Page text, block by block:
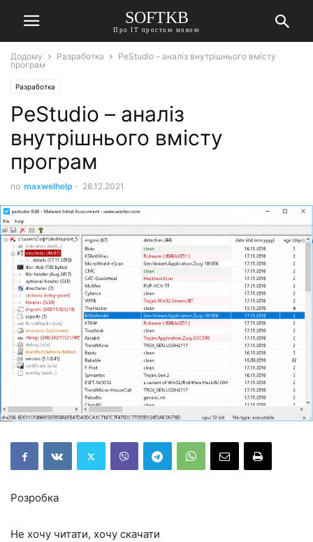
SOFTKB
Про ІТ простою мовою
Додому Разработка
PeStudio – аналіз внутрішнього вмісту
програм
Разработка
PeStudio – аналіз
внутрішнього вмісту
програм
по maxwelhelp - 28.12.2021
Розробка
Не хочу читати, хочу скачати